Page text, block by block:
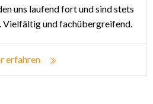
uns laufend fort und sind stets
Vielfältig und fachübergreifend.
erfahren